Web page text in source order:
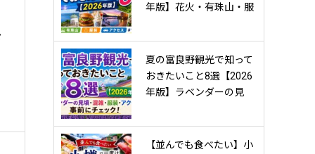
年版】花火・有珠山・服
ェック！
夏の富良野観光で知って
おきたいこと8選【2026
年版】ラベンダーの見
スまで事前にチェック！
【並んでも食べたい】小